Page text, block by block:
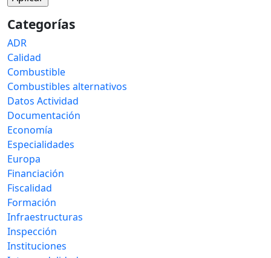
Categorías
ADR
Calidad
Combustible
Combustibles alternativos
Datos Actividad
Documentación
Economía
Especialidades
Europa
Financiación
Fiscalidad
Formación
Infraestructuras
Inspección
Instituciones